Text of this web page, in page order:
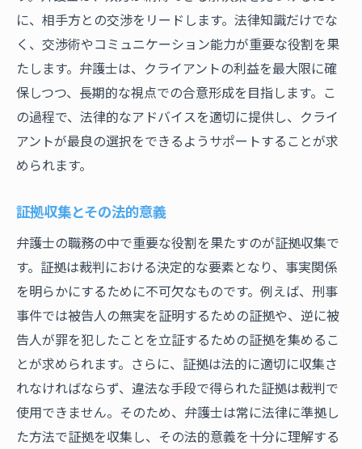
に、相手方との交渉をリードします。法律知識だけでな
く、交渉術やコミュニケーション能力が重要な役割を果
たします。弁護士は、クライアントの利益を最大限に確
保しつつ、長期的な視点での合意形成を目指します。こ
の過程で、法律的なアドバイスを適切に提供し、クライ
アントが最良の選択をできるようサポートすることが求
められます。
証拠収集とその法的意義
弁護士の職務の中で重要な役割を果たすのが証拠収集で
す。証拠は裁判における決定的な要素となり、事実関係
を明らかにするために不可欠なものです。例えば、刑事
事件では被告人の無実を証明するための証拠や、逆に被
告人が罪を犯したことを立証するための証拠を集めるこ
とが求められます。さらに、証拠は法的に適切に収集さ
れなければならず、違法な手段で得られた証拠は裁判で
使用できません。そのため、弁護士は常に法律に準拠し
た方法で証拠を収集し、その法的意義を十分に理解する